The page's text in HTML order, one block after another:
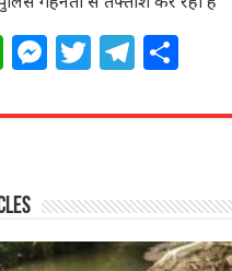
W
at
A
p
p
M
ss
n
g
e
T
itt
r
T
e
ra
m
ar